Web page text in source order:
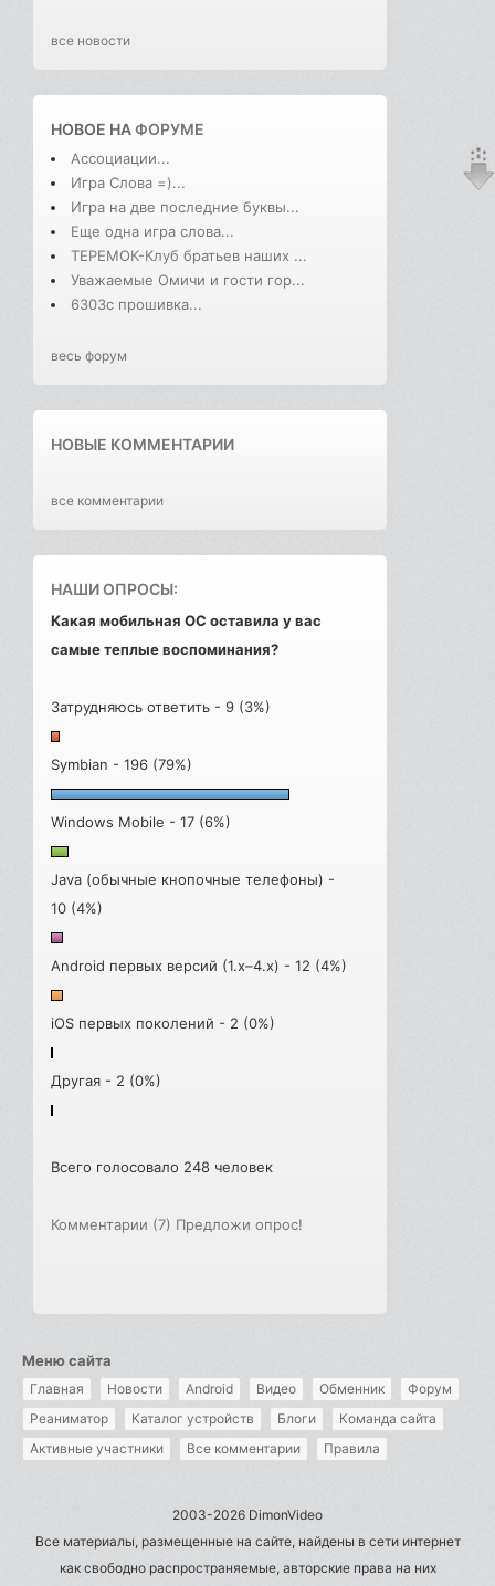
все новости
НОВОЕ НАФОРУМЕ
Ассоциации...
Игра Слова =)...
Игра на две последние буквы...
Еще одна игра слова...
ТЕРЕМОК-Клуб братьев наших ...
Уважаемые Омичи и гости гор...
6303с прошивка...
весь форум
НОВЫЕ КОММЕНТАРИИ
все комментарии
НАШИ ОПРОСЫ:
Какая мобильная ОС оставила у вас
самые теплые воспоминания?
Затрудняюсь ответить - 9 (3%)
Symbian - 196 (79%)
Windows Mobile - 17 (6%)
Java (обычные кнопочные телефоны) -
10 (4%)
Android первых версий (1.x–4.x) - 12 (4%)
iOS первых поколений - 2 (0%)
Другая - 2 (0%)
Всего голосовало 248 человек
Комментарии (7) Предложи опрос!
Меню сайта
Главная Новости Android Видео Обменник
Форум
Реаниматор
Каталог устройств Блоги
Команда сайта
Активные участники
Все комментарии Правила
2003-2026 DimonVideo
Все материалы, размещенные на сайте, найдены в сети интернет
как свободно распространяемые, авторские права на них